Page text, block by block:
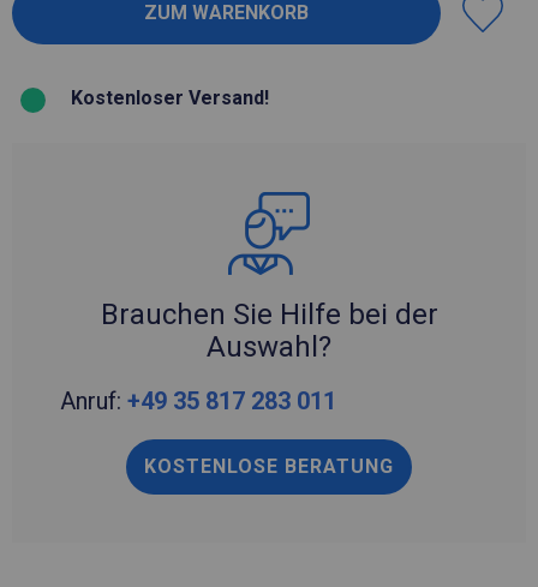
Kostenloser Versand!
Brauchen Sie Hilfe bei der
Auswahl?
Anruf: +49 35 817 283 011
KOSTENLOSE BERATUNG